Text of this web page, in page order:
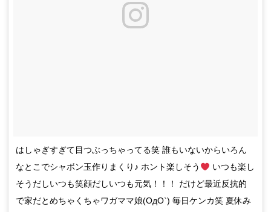
はしゃぎすぎて目つぶっちゃってる笑 誰もいないからいろん
なとこでシャボン玉作りまくり♪ ホント楽しそう
いつも楽し
そうだしいつも笑顔だしいつも元気！！！ だけど最近反抗的
で家だとめちゃくちゃワガママ娘(OдO`) 毎日ケンカ笑 夏休み